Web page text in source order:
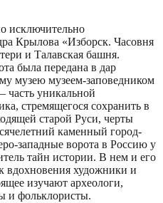
исключительно
Крылова «Изборск. Часовня
и Талавская башня.
была передана в дар
музею музеем-заповедником
часть уникальной
стремящегося сохранить в
старой Руси, черты
каменный город-
западные ворота в Россию у
тайн истории. В нем и его
вдохновения художники и
изучают археологи,
и фольклористы.